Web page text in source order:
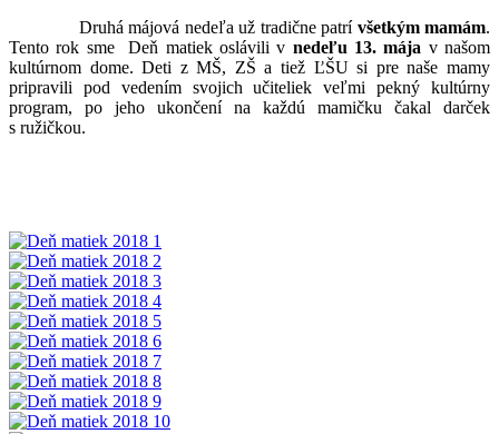
Druhá májová nedeľa už tradične patrívšetkým mamám.
Tento rok sme Deň matiek oslávili v nedeľu 13. mája v našom
kultúrnom dome. Deti z MŠ, ZŠ a tiež ĽŠU si pre naše mamy
pripravili pod vedením svojich učiteliek veľmi pekný kultúrny
program, po jeho ukončení na každú mamičku čakal darček
s ružičkou.